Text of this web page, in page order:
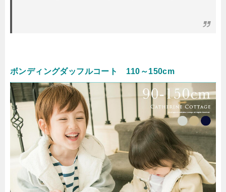
ボンディングダッフルコート 110～150cm